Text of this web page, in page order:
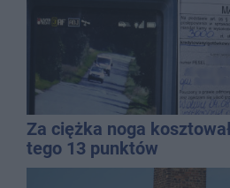
Za ciężka noga
tego 13 punktów